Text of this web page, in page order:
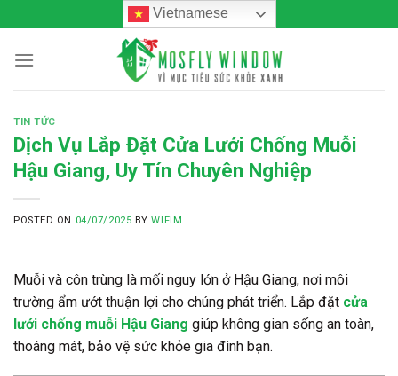
to
content
Vietnamese
TIN TỨC
Dịch Vụ Lắp Đặt Cửa Lưới Chống Muỗi
Hậu Giang, Uy Tín Chuyên Nghiệp
POSTED ON 04/07/2025 BYWIFIM
Muỗi và côn trùng là mối nguy lớn ở Hậu Giang, nơi môi
trường ẩm ướt thuận lợi cho chúng phát triển. Lắp đặt cửa
lưới chống muỗi Hậu Giang giúp không gian sống an toàn,
thoáng mát, bảo vệ sức khỏe gia đình bạn.